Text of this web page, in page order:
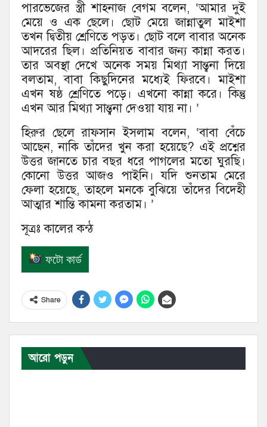
পারভেজের স্ত্রী শাহনাজ বেগম বলেন, ‘আমার দুই
মেয়ে ও এক ছেলে। ছোট মেয়ে জান্নাতুল মাইশা
তখন দ্বিতীয় শ্রেণিতে পড়ত। ছোট বলে বাবার অনেক
আদরের ছিল। প্রতিনিয়ত বাবার জন্য কান্না করত।
তার অবস্থা দেখে অনেক সময় মিথ্যা সান্ত্বনা দিয়ে
বলতাম, বাবা কিছুদিনের মধ্যেই ফিরবে। মাইশা
এখন ষষ্ঠ শ্রেণিতে পড়ে। এখনো কান্না করে। কিন্তু
এখন আর মিথ্যা সান্ত্বনা দেওয়া যায় না। ’
হিরুর ছেলে রাফসান ইসলাম বলেন, ‘বাবা বেঁচে
আছেন, নাকি তাঁদের খুন করা হয়েছে? এই প্রশ্নের
উত্তর জানতে চার বছর ধরে পাগলের মতো ঘুরছি।
কোনো উত্তর আজও পাইনি। যদি শুনতাম মেরে
ফেলা হয়েছে, তাহলে মনকে বুঝিয়ে তাঁদের বিদেহী
আত্মার শান্তি কামনা করতাম। ’
সূত্রঃ কালের কন্ঠ
ফটো কার্ড
Share
আরো পড়ুন